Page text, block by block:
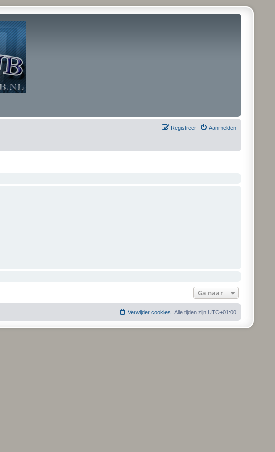
Aanmelden
Registreer
Ga naar
Alle tijden zijn UTC+01:00
Verwijder cookies